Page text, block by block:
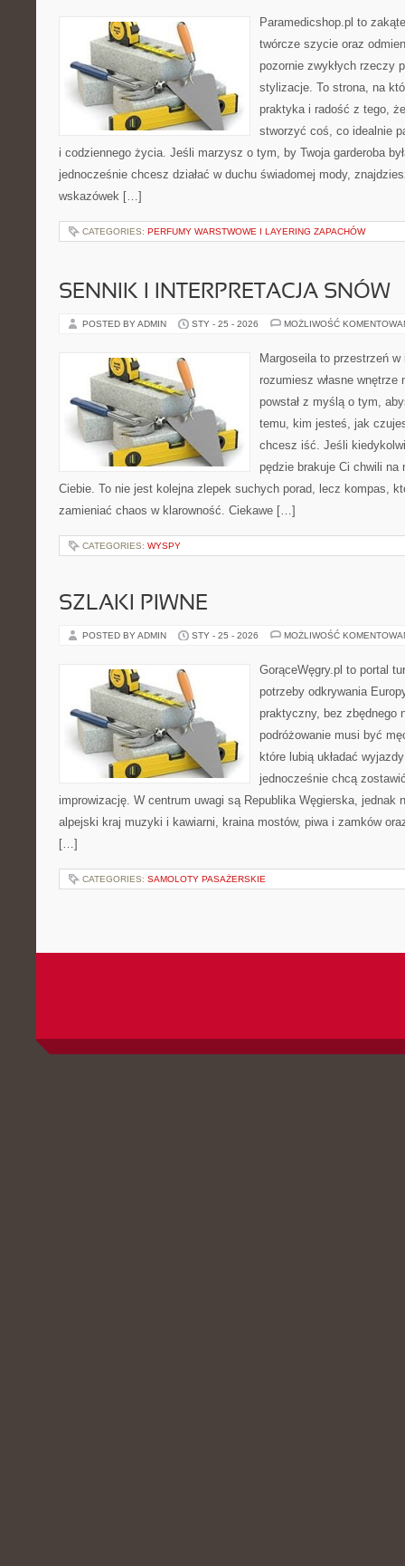
Paramedicshop.pl to
twórcze szycie oraz
pozornie zwykłych rzeczy
stylizacje. To strona, na
praktyka i radość z tego,
stworzyć coś, co idealnie
i codziennego życia. Jeśli marzysz o tym, by Twoja garderoba
jednocześnie chcesz działać w duchu świadomej mody,
wskazówek […]
CATEGORIES: PERFUMY WARSTWOWE I LAYERING ZAPACHÓW
SENNIK I INTERPRETACJA SNÓW
POSTED BY ADMIN STY - 25 - 2026 MOŻLIWOŚĆ
Margoseila to przestrzeń
rozumiesz własne
powstał z myślą o tym,
temu, kim jesteś, jak
chcesz iść. Jeśli
pędzie brakuje Ci chwili na
Ciebie. To nie jest kolejna zlepek suchych porad, lecz kompas,
zamieniać chaos w klarowność. Ciekawe […]
CATEGORIES: WYSPY
SZLAKI PIWNE
POSTED BY ADMIN STY - 25 - 2026 MOŻLIWOŚĆ
GorąceWęgry.pl to portal
potrzeby odkrywania
praktyczny, bez zbędnego
podróżowanie musi być
które lubią układać
jednocześnie chcą
improwizację. W centrum uwagi są Republika Węgierska, jednak
alpejski kraj muzyki i kawiarni, kraina mostów, piwa i zamków
[…]
CATEGORIES: SAMOLOTY PASAŻERSKIE